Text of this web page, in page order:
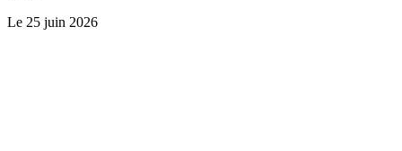
Le 25 juin 2026